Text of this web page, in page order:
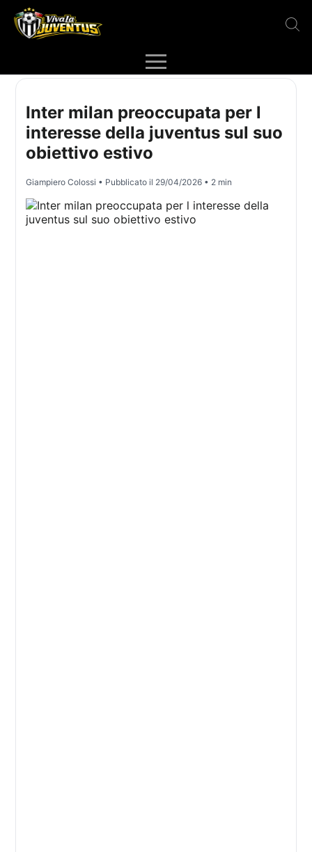
Inter milan preoccupata per l
interesse della juventus sul suo
obiettivo estivo
Giampiero Colossi • Pubblicato il 29/04/2026 • 2 min